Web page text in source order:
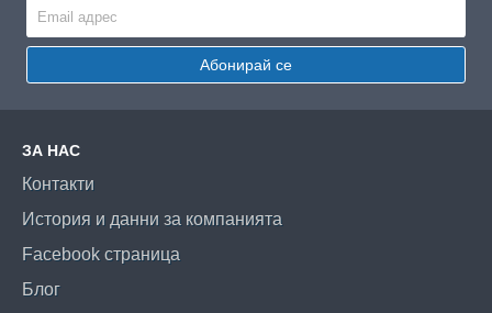
Абонирай се
ЗА НАС
Контакти
История и данни за компанията
Facebook страница
Блог